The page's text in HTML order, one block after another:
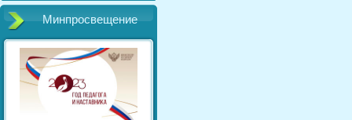
Минпросвещение